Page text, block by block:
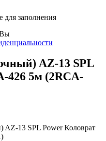
для заполнения
Вы
AZ-13 SPL
426 5м (2RCA-
13 SPL Power Коловрат